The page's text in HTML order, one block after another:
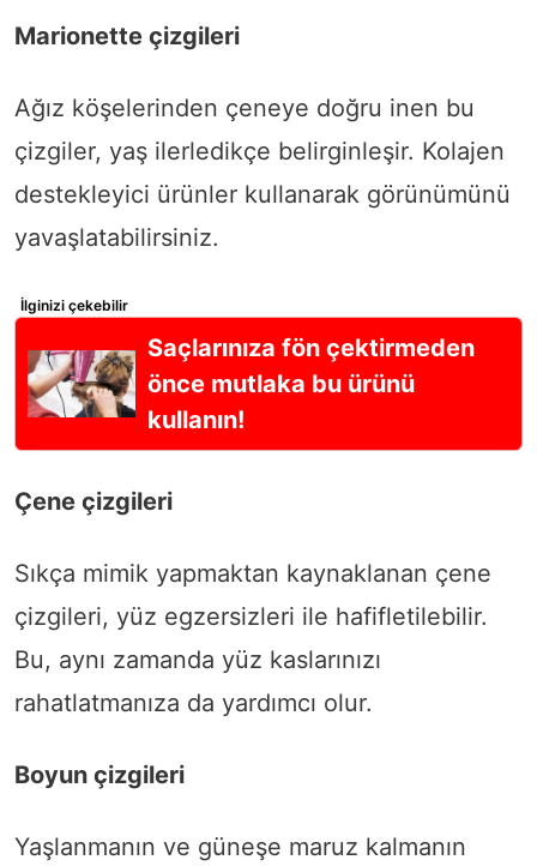
Marionette çizgileri
Ağız köşelerinden çeneye doğru inen bu
çizgiler, yaş ilerledikçe belirginleşir. Kolajen
destekleyici ürünler kullanarak görünümünü
yavaşlatabilirsiniz.
İlginizi çekebilir
Saçlarınıza fön çektirmeden
önce mutlaka bu ürünü
kullanın!
Çene çizgileri
Sıkça mimik yapmaktan kaynaklanan çene
çizgileri, yüz egzersizleri ile hafifletilebilir.
Bu, aynı zamanda yüz kaslarınızı
rahatlatmanıza da yardımcı olur.
Boyun çizgileri
Yaşlanmanın ve güneşe maruz kalmanın